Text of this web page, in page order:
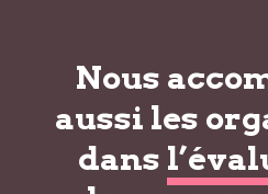
Nous
aussi les
dans